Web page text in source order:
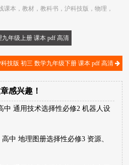
课本 ，教材 ，教科书 ，沪科技版 ，物理 ，
年级上册 课本 pdf 高清
科技版 初三 数学九年级下册 课本 pdf 高清
感兴趣！
中 通用技术选择性必修2 机器人设
中 地理图册选择性必修3 资源、